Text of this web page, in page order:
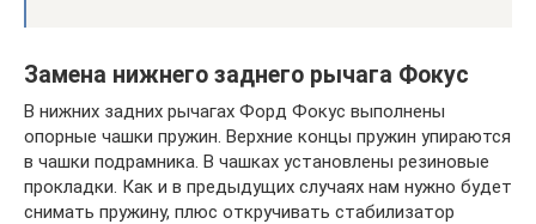
Замена нижнего заднего рычага Фокус
В нижних задних рычагах Форд Фокус выполнены
опорные чашки пружин. Верхние концы пружин упираются
в чашки подрамника. В чашках установлены резиновые
прокладки. Как и в предыдущих случаях нам нужно будет
снимать пружину, плюс откручивать стабилизатор